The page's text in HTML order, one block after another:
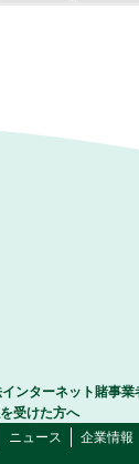
ンターネット賭事業
受けた方へ
ニュース 企業情報